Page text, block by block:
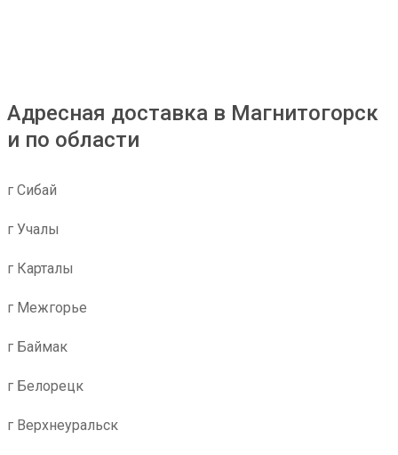
Адресная доставка в Магнитогорск
и по области
г Сибай
г Учалы
г Карталы
г Межгорье
г Баймак
г Белорецк
г Верхнеуральск